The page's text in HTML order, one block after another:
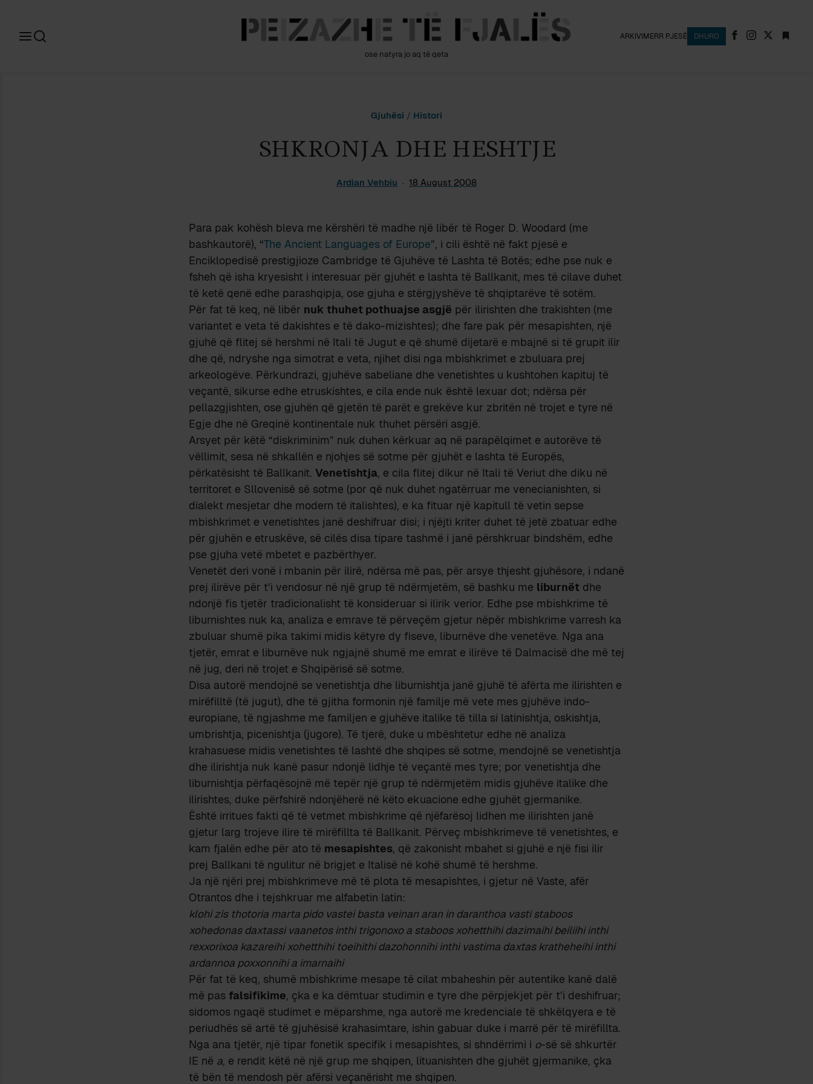
ose natyra jo aq të qeta
ARKIVIMERR PJESË DHURO
Gjuhësi / Histori
SHKRONJA DHE HESHTJE
Ardian Vehbiu 18 August 2008
Para pak kohësh bleva me kërshëri të madhe një libër të Roger D. Woodard (me
bashkautorë), “The Ancient Languages of Europe”, i cili është në fakt pjesë e
Enciklopedisë prestigjioze Cambridge të Gjuhëve të Lashta të Botës; edhe pse nuk e
fsheh që isha kryesisht i interesuar për gjuhët e lashta të Ballkanit, mes të cilave duhet
të ketë qenë edhe parashqipja, ose gjuha e stërgjyshëve të shqiptarëve të sotëm.
Për fat të keq, në libër nuk thuhet pothuajse asgjë për ilirishten dhe trakishten (me
variantet e veta të dakishtes e të dako-mizishtes); dhe fare pak për mesapishten, një
gjuhë që flitej së hershmi në Itali të Jugut e që shumë dijetarë e mbajnë si të grupit ilir
dhe që, ndryshe nga simotrat e veta, njihet disi nga mbishkrimet e zbuluara prej
arkeologëve. Përkundrazi, gjuhëve sabeliane dhe venetishtes u kushtohen kapituj të
veçantë, sikurse edhe etruskishtes, e cila ende nuk është lexuar dot; ndërsa për
pellazgjishten, ose gjuhën që gjetën të parët e grekëve kur zbritën në trojet e tyre në
Egje dhe në Greqinë kontinentale nuk thuhet përsëri asgjë.
Arsyet për këtë “diskriminim” nuk duhen kërkuar aq në parapëlqimet e autorëve të
vëllimit, sesa në shkallën e njohjes së sotme për gjuhët e lashta të Europës,
përkatësisht të Ballkanit. Venetishtja, e cila flitej dikur në Itali të Veriut dhe diku në
territoret e Sllovenisë së sotme (por që nuk duhet ngatërruar me venecianishten, si
dialekt mesjetar dhe modern të italishtes), e ka fituar një kapitull të vetin sepse
mbishkrimet e venetishtes janë deshifruar disi; i njëjti kriter duhet të jetë zbatuar edhe
për gjuhën e etruskëve, së cilës disa tipare tashmë i janë përshkruar bindshëm, edhe
pse gjuha vetë mbetet e pazbërthyer.
Venetët deri vonë i mbanin për ilirë, ndërsa më pas, për arsye thjesht gjuhësore, i ndanë
prej ilirëve për t’i vendosur në një grup të ndërmjetëm, së bashku me liburnët dhe
ndonjë fis tjetër tradicionalisht të konsideruar si ilirik verior. Edhe pse mbishkrime të
liburnishtes nuk ka, analiza e emrave të përveçëm gjetur nëpër mbishkrime varresh ka
zbuluar shumë pika takimi midis këtyre dy fiseve, liburnëve dhe venetëve. Nga ana
tjetër, emrat e liburnëve nuk ngjajnë shumë me emrat e ilirëve të Dalmacisë dhe më tej
në jug, deri në trojet e Shqipërisë së sotme.
Disa autorë mendojnë se venetishtja dhe liburnishtja janë gjuhë të afërta me ilirishten e
mirëfilltë (të jugut), dhe të gjitha formonin një familje më vete mes gjuhëve indo-
europiane, të ngjashme me familjen e gjuhëve italike të tilla si latinishtja, oskishtja,
umbrishtja, picenishtja (jugore). Të tjerë, duke u mbështetur edhe në analiza
krahasuese midis venetishtes të lashtë dhe shqipes së sotme, mendojnë se venetishtja
dhe ilirishtja nuk kanë pasur ndonjë lidhje të veçantë mes tyre; por venetishtja dhe
liburnishtja përfaqësojnë më tepër një grup të ndërmjetëm midis gjuhëve italike dhe
ilirishtes, duke përfshirë ndonjëherë në këto ekuacione edhe gjuhët gjermanike.
Është irritues fakti që të vetmet mbishkrime që njëfarësoj lidhen me ilirishten janë
gjetur larg trojeve ilire të mirëfillta të Ballkanit. Përveç mbishkrimeve të venetishtes, e
kam fjalën edhe për ato të mesapishtes, që zakonisht mbahet si gjuhë e një fisi ilir
prej Ballkani të ngulitur në brigjet e Italisë në kohë shumë të hershme.
Ja një njëri prej mbishkrimeve më të plota të mesapishtes, i gjetur në Vaste, afër
Otrantos dhe i tejshkruar me alfabetin latin:
klohi zis thotoria marta pido vastei basta veinan aran in daranthoa vasti staboos
xohedonas daxtassi vaanetos inthi trigonoxo a staboos xohetthihi dazimaihi beiliihi inthi
rexxorixoa kazareihi xohetthihi toeihithi dazohonnihi inthi vastima daxtas kratheheihi inthi
ardannoa poxxonnihi a imarnaihi
Për fat të keq, shumë mbishkrime mesape të cilat mbaheshin për autentike kanë dalë
më pas falsifikime, çka e ka dëmtuar studimin e tyre dhe përpjekjet për t’i deshifruar;
sidomos ngaqë studimet e mëparshme, nga autorë me kredenciale të shkëlqyera e të
periudhës së artë të gjuhësisë krahasimtare, ishin gabuar duke i marrë për të mirëfillta.
Nga ana tjetër, një tipar fonetik specifik i mesapishtes, si shndërrimi i o-së së shkurtër
IE në a, e rendit këtë në një grup me shqipen, lituanishten dhe gjuhët gjermanike, çka
të bën të mendosh për afërsi veçanërisht me shqipen.